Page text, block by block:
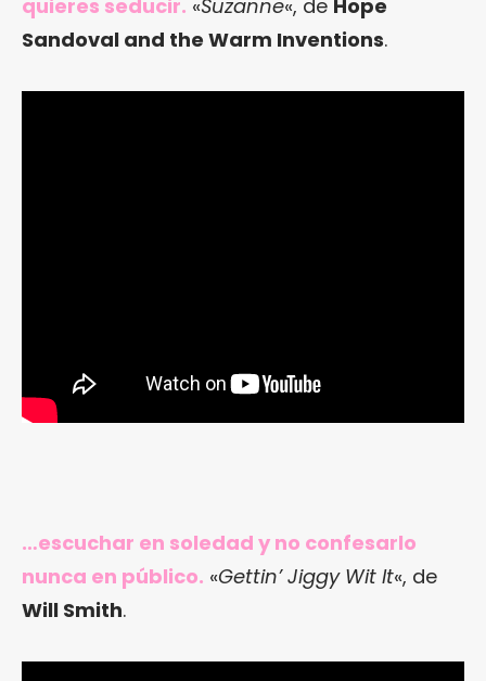
quieres seducir. «Suzanne«, de Hope
Sandoval and the Warm Inventions.
…escuchar en soledad y no confesarlo
nunca en público. «Gettin’ Jiggy Wit It«, de
Will Smith.